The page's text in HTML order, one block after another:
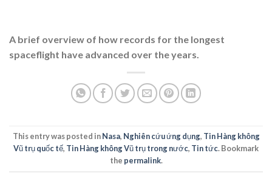
A brief overview of how records for the longest
spaceflight have advanced over the years.
This entry was posted inNasa, Nghiên cứu ứng dụng, Tin Hàng không
Vũ trụ quốc tế, Tin Hàng không Vũ trụ trong nước, Tin tức. Bookmark
the permalink.